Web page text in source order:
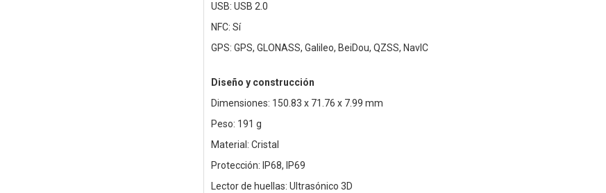
USB: USB 2.0
NFC: Sí
GPS: GPS, GLONASS, Galileo, BeiDou, QZSS, NavIC
Diseño y construcción
Dimensiones: 150.83 x 71.76 x 7.99 mm
Peso: 191 g
Material: Cristal
Protección: IP68, IP69
Lector de huellas: Ultrasónico 3D